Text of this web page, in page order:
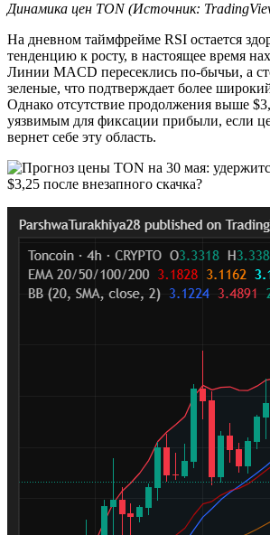
Динамика цен TON (Источник:
На дневном таймфрейме RSI остается
тенденцию к росту, в настоящее время
Линии MACD пересеклись по-бычьи, а
зеленые, что подтверждает более
Однако отсутствие продолжения выше
уязвимым для фиксации прибыли, если
вернет себе эту область.